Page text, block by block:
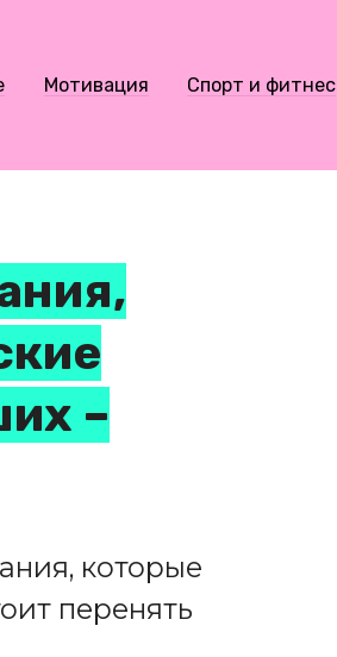
Мотивация Спорт и фитнес
–
которые
перенять